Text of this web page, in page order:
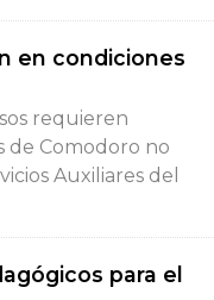
en condiciones
requieren
de Comodoro no
Auxiliares del
para el